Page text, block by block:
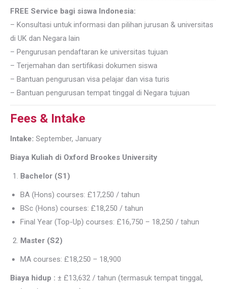
FREE Service bagi siswa Indonesia:
– Konsultasi untuk informasi dan pilihan jurusan & universitas
di UK dan Negara lain
– Pengurusan pendaftaran ke universitas tujuan
– Terjemahan dan sertifikasi dokumen siswa
– Bantuan pengurusan visa pelajar dan visa turis
– Bantuan pengurusan tempat tinggal di Negara tujuan
Fees & Intake
Intake: September, January
Biaya Kuliah di Oxford Brookes University
Bachelor (S1)
BA (Hons) courses: £17,250 / tahun
BSc (Hons) courses: £18,250 / tahun
Final Year (Top-Up) courses: £16,750 – 18,250 / tahun
Master (S2)
MA courses: £18,250 – 18,900
Biaya hidup : ± £13,632 / tahun (termasuk tempat tinggal,